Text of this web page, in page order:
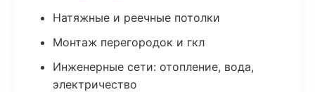
Натяжные и реечные потолки
Монтаж перегородок и гкл
Инженерные сети: отопление, вода,
электричество